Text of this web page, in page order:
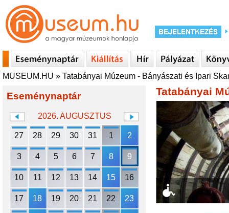
MUSEUM.HU » Tatabányai Múzeum - Bányászati és Ipari
Eseménynaptár
2026. AUGUSZTUS
27 28 29 30 31 1 2
3 4 5 6 7 8 9
10 11 12 13 14 15 16
17 18 19 20 21 22 23
Tatabányai